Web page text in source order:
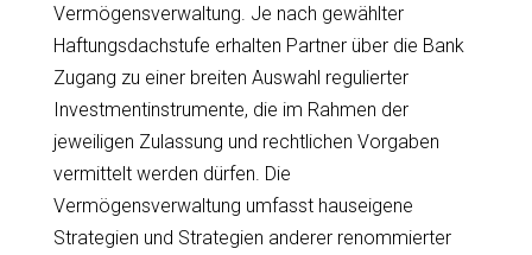
Vermögensverwaltung. Je nach gewählter
Haftungsdachstufe erhalten Partner über die Bank
Zugang zu einer breiten Auswahl regulierter
Investmentinstrumente, die im Rahmen der
jeweiligen Zulassung und rechtlichen Vorgaben
vermittelt werden dürfen. Die
Vermögensverwaltung umfasst hauseigene
Strategien und Strategien anderer renommierter